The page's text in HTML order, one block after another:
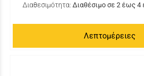
Διαθεσιμότητα: Διαθέσιμο σε 2 έως 4
Λεπτομέρειες